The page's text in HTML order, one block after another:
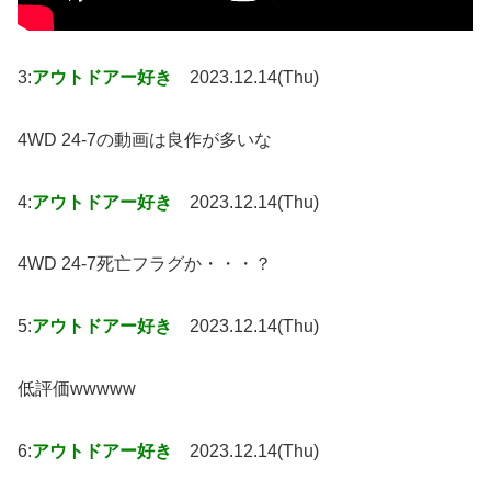
3:アウトドアー好き 2023.12.14(Thu)
4WD 24-7の動画は良作が多いな
4:アウトドアー好き 2023.12.14(Thu)
4WD 24-7死亡フラグか・・・？
5:アウトドアー好き 2023.12.14(Thu)
低評価wwwww
6:アウトドアー好き 2023.12.14(Thu)